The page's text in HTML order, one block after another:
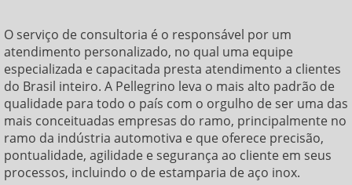
O serviço de consultoria é o responsável por um
atendimento personalizado, no qual uma equipe
especializada e capacitada presta atendimento a clientes
do Brasil inteiro. A Pellegrino leva o mais alto padrão de
qualidade para todo o país com o orgulho de ser uma das
mais conceituadas empresas do ramo, principalmente no
ramo da indústria automotiva e que oferece precisão,
pontualidade, agilidade e segurança ao cliente em seus
processos, incluindo o de estamparia de aço inox.